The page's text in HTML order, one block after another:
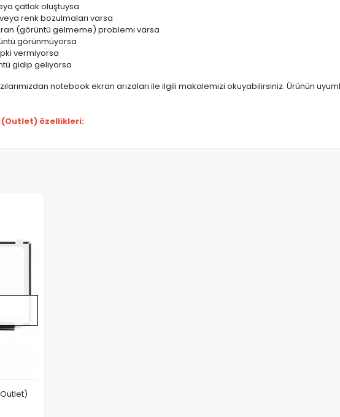
çatlak oluştuysa
renk bozulmaları varsa
(görüntü gelmeme) problemi varsa
görünmüyorsa
vermiyorsa
gidip geliyorsa
notebook ekran arızaları ile ilgili makalemizi okuyabilirsiniz. Ürünün
(Outlet) özellikleri: